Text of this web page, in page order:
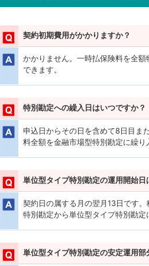
契約初期費用がかかりますか？
かかりません。一時払保険料を全
できます。
特別勘定への繰入日はいつですか？
申込日からその日を含めて8日目ま
料全額を金融市場型特別勘定に繰り
単位型タイプ特別勘定の運用開始日
契約日の属する月の翌月13日です
特別勘定から単位型タイプ特別勘定
単位型タイプ特別勘定の安定運用